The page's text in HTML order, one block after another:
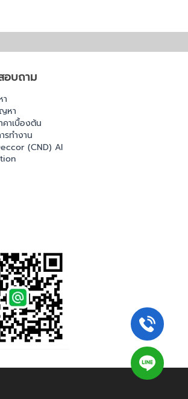
บถาม
หา
คาเบื้องต้น
รทำงาน
(CND) AI